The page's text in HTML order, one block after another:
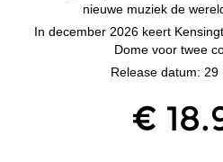
nieuwe muziek de
In december 2026 keert
Dome voor twee
Release datum: 29
€